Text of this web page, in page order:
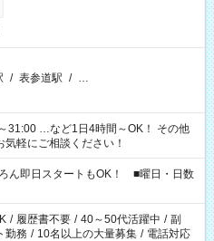
/ 表参道駅 / …
…など1日4時間～OK！ その他
軽にご相談ください！
ん即日スタートもOK！ ■曜日・日数
/ 履歴書不要 / 40～50代活躍中 / 副
勤務 / 10名以上の大量募集 / 電話対応